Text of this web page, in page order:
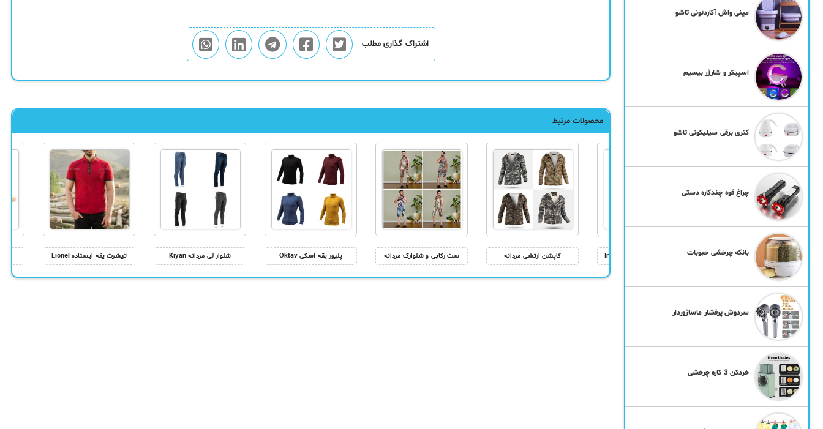
اشتراک گذاری مطلب
محصولات مرتبط
تیشرت یقه ایستاده Lionel شلوار لی مردانه Kiyan پلیور یقه اسکی Oktav ست رکابی و شلوارک مردانه کاپشن ارتشی مردانه پلیور بافت مردانه Floy
مینی واش آکاردئونی تاشو
اسپیکر و شارژر بیسیم
کتری برقی سیلیکونی تاشو
چراغ قوه چندکاره دستی
بانکه چرخشی حبوبات
سردوش پرفشار ماساژوردار
خردکن 3 کاره چرخشی